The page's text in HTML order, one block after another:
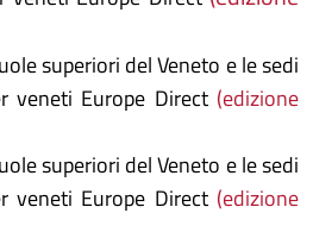
superiori del Veneto e le sedi
veneti Europe Direct (edizione
superiori del Veneto e le sedi
veneti Europe Direct (edizione